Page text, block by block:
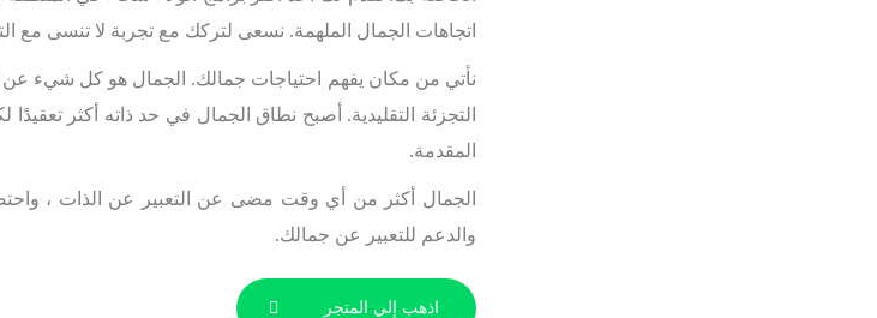
اتجاهات الجمال الملهمة. نسعى لتركك مع تجربة لا تنسى
نأتي من مكان يفهم احتياجات جمالك. الجمال هو كل شيء عن
التجزئة التقليدية. أصبح نطاق الجمال في حد ذاته أكثر تعقيدًا
المقدمة.
الجمال أكثر من أي وقت مضى عن التعبير عن الذات ،
والدعم للتعبير عن جمالك.
اذهب إلي المتجر